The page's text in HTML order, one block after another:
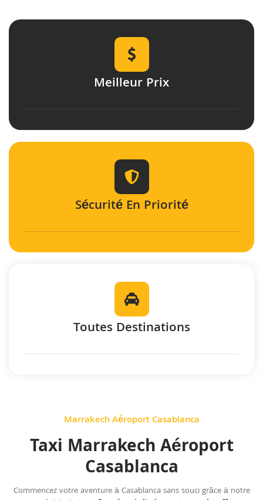
Meilleur Prix
Sécurité En Priorité
Toutes Destinations
Marrakech Aéroport Casablanca
Taxi Marrakech Aéroport
Casablanca
Commencez votre aventure à Casablanca sans souci grâce à notre